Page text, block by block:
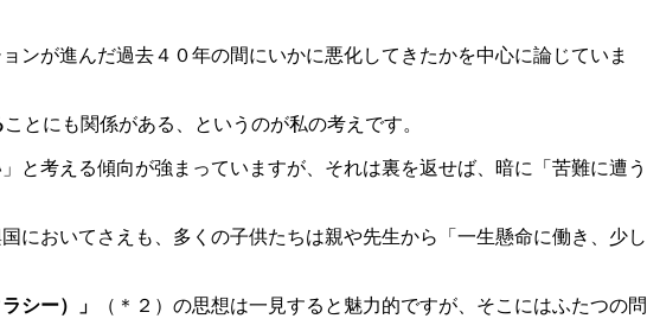
ンが進んだ過去４０年の間にいかに悪化してきたかを中心に論じていま
ことにも関係がある、というのが私の考えです。
と考える傾向が強まっていますが、それは裏を返せば、暗に「苦難に遭う
おいてさえも、多くの子供たちは親や先生から「一生懸命に働き、少し
シー）」
（＊２）の思想は一見すると魅力的ですが、そこにはふたつの問